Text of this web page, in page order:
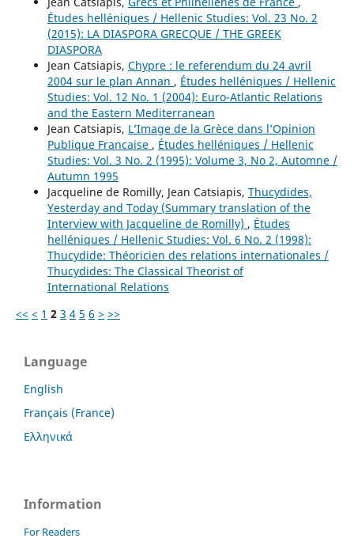
Études helléniques / Hellenic Studies: Vol. 23 No. 2
(2015): LA DIASPORA GRECQUE / THE GREEK
DIASPORA
Jean Catsiapis, Chypre : le referendum du 24 avril
2004 sur le plan Annan , Études helléniques / Hellenic
Studies: Vol. 12 No. 1 (2004): Euro-Atlantic Relations
and the Eastern Mediterranean
Jean Catsiapis, L’Image de la Grèce dans l’Opinion
Publique Francaise , Études helléniques / Hellenic
Studies: Vol. 3 No. 2 (1995): Volume 3, No 2, Automne /
Autumn 1995
Jacqueline de Romilly, Jean Catsiapis, Thucydides,
Yesterday and Today (Summary translation of the
Interview with Jacqueline de Romilly) , Études
helléniques / Hellenic Studies: Vol. 6 No. 2 (1998):
Thucydide: Théoricien des relations internationales /
Thucydides: The Classical Theorist of
International Relations
<< < 1 2 3 4 5 6 > >>
Language
English
Français (France)
Ελληνικά
Information
For Readers